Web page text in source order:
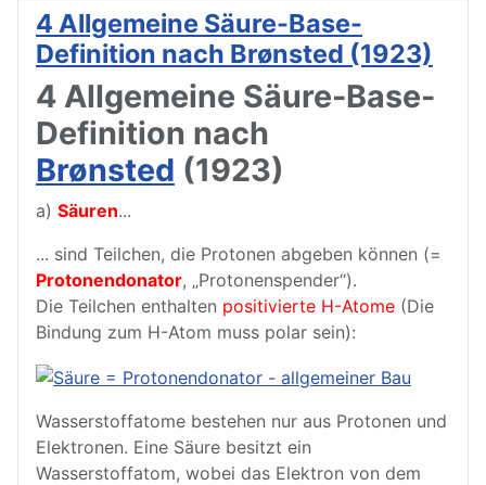
4 Allgemeine Säure-Base-
Definition nach Brønsted (1923)
4 Allgemeine Säure-Base-
Definition nach
Brønsted (1923)
a) Säuren...
... sind Teilchen, die Protonen abgeben können (=
Protonendonator, „Protonenspender“).
Die Teilchen enthalten positivierte H-Atome (Die
Bindung zum H-Atom muss polar sein):
Wasserstoffatome bestehen nur aus Protonen und
Elektronen. Eine Säure besitzt ein
Wasserstoffatom, wobei das Elektron von dem